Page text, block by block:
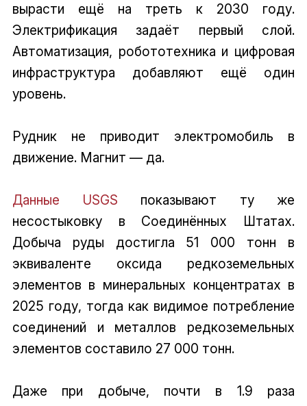
вырасти ещё на треть к 2030 году.
Электрификация задаёт первый слой.
Автоматизация, робототехника и цифровая
инфраструктура добавляют ещё один
уровень.
Рудник не приводит электромобиль в
движение. Магнит — да.
Данные USGS показывают ту же
несостыковку в Соединённых Штатах.
Добыча руды достигла 51 000 тонн в
эквиваленте оксида редкоземельных
элементов в минеральных концентратах в
2025 году, тогда как видимое потребление
соединений и металлов редкоземельных
элементов составило 27 000 тонн.
Даже при добыче, почти в 1.9 раза